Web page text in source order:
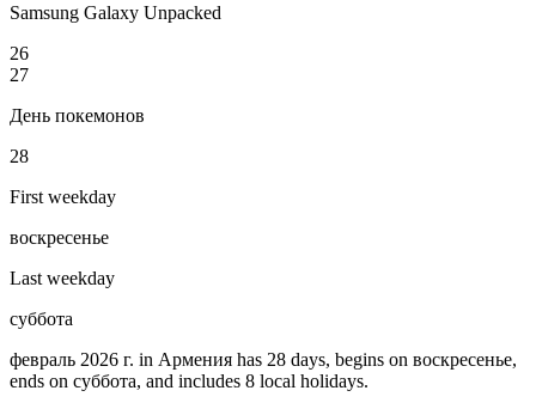
Samsung Galaxy Unpacked
26
27
День покемонов
28
First weekday
воскресенье
Last weekday
суббота
февраль 2026 г. in Армения has 28 days, begins on воскресенье,
ends on суббота, and includes 8 local holidays.